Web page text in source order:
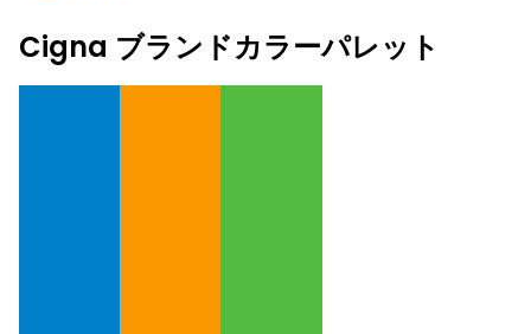
Cigna ブランドカラーパレット